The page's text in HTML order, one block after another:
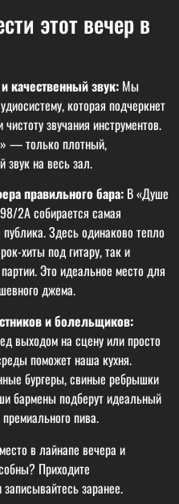
этот вечер в
качественный звук: Мы
которая подчеркнет
звучания инструментов.
— только плотный,
звук на весь зал.
правильного бара: В «Душе
2A собирается самая
Здесь одинаково тепло
хиты под гитару, так и
Это идеальное место для
джема.
и болельщиков:
выходом на сцену или просто
поможет наша кухня.
бургеры, свиные ребрышки
бармены подберут идеальный
пива.
в лайнапе вечера и
Приходите
заранее.